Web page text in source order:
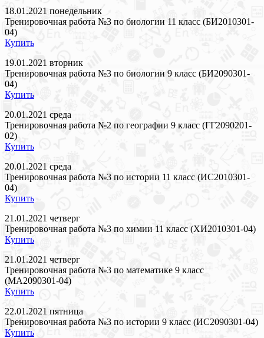
18.01.2021 понедельник
Тренировочная работа №3 по биологии 11 класс (БИ2010301-
04)
Купить
19.01.2021 вторник
Тренировочная работа №3 по биологии 9 класс (БИ2090301-
04)
Купить
20.01.2021 среда
Тренировочная работа №2 по географии 9 класс (ГГ2090201-
02)
Купить
20.01.2021 среда
Тренировочная работа №3 по истории 11 класс (ИС2010301-
04)
Купить
21.01.2021 четверг
Тренировочная работа №3 по химии 11 класс (ХИ2010301-04)
Купить
21.01.2021 четверг
Тренировочная работа №3 по математике 9 класс
(МА2090301-04)
Купить
22.01.2021 пятница
Тренировочная работа №3 по истории 9 класс (ИС2090301-04)
Купить